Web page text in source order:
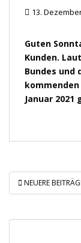
13.
Guten
Kunden.
Bundes und
Januar 2021
NEUERE